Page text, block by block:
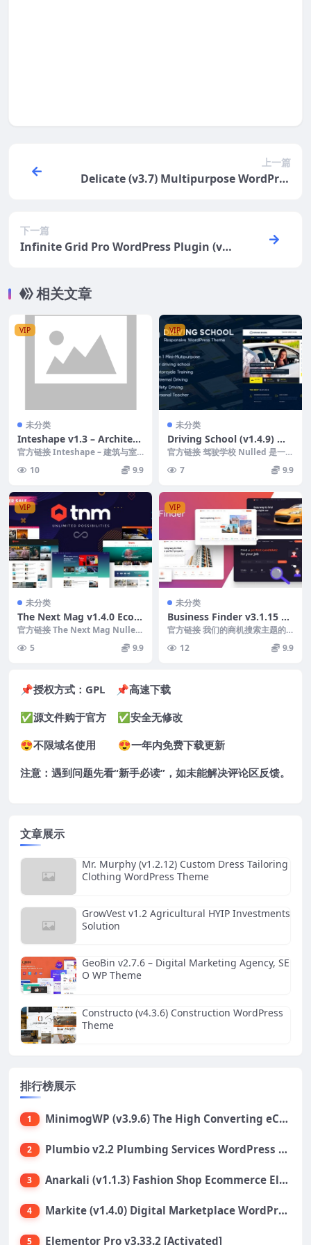
上一篇
Delicate (v3.7) Multipurpose WordPres
下一篇
Infinite Grid Pro WordPress Plugin (v3.
相关文章
VIP
未分类
Inteshape v1.3 – Architect
ure and Interior WordPres
s Theme
官方链接 Inteshape – 建筑与室
内 WordPress 主题是一个现代...
10 9.9
VIP
未分类
Driving School (v1.4.9) Wo
rdPress Theme
官方链接 驾驶学校 Nulled 是一个
基于 Bootstrap 的高级 Wor...
7 9.9
VIP
未分类
The Next Mag v1.4.0 Ecom
merce Magazine WordPre
官方链接 The Next Mag Nulle
d 是一款不可或缺的新闻和杂志主
题...5 9.9
VIP
未分类
Business Finder v3.1.15 Di
rectory Listing WordPress
官方链接 我们的商机搜索主题的
第一个版本于 2013 年 8 月发布，
其设计和主...
12 9.9
📌授权方式： GPL 📌高速下载
✅源文件购于官方 ✅安全无修改
😍不限域名使用 😍一年内免费下载更新
注意：遇到问题先看“新手必读”，如未能解决评论区反馈。
文章展示
Mr. Murphy (v1.2.12) Custom Dress Tailoring
Clothing WordPress Theme
GrowVest v1.2 Agricultural HYIP Investments
Solution
GeoBin v2.7.6 – Digital Marketing Agency, SE
O WP Theme
Constructo (v4.3.6) Construction WordPress
Theme
排行榜展示
1 MinimogWP (v3.9.6) The High Converting eCommerce WordPress Theme
2 Plumbio v2.2 Plumbing Services WordPress Theme
3 Anarkali (v1.1.3) Fashion Shop Ecommerce Elementor Theme
4 Markite (v1.4.0) Digital Marketplace WordPress Theme
5 Elementor Pro v3.33.2 [Activated]